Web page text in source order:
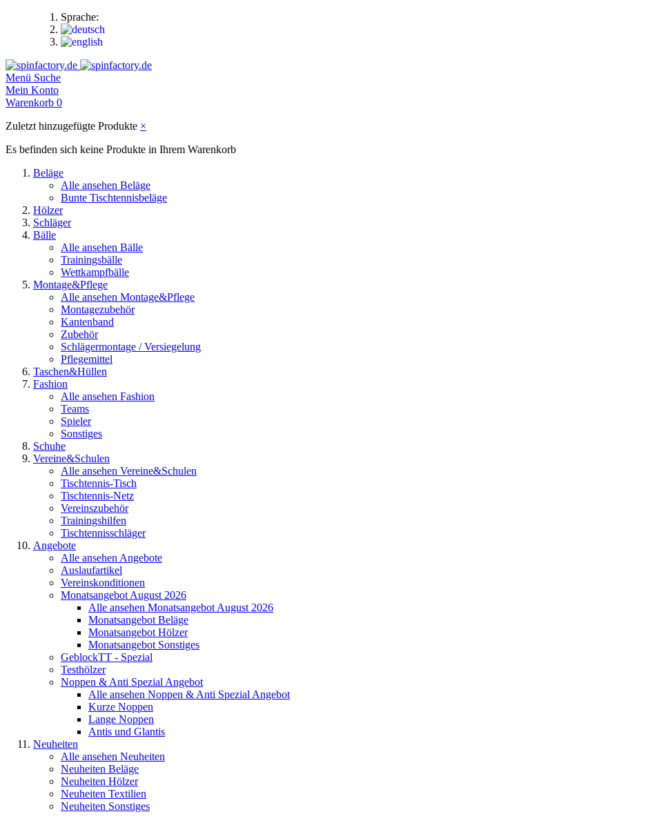
Sprache:
Menü Suche
Mein Konto
Warenkorb 0
Zuletzt hinzugefügte Produkte ×
Es befinden sich keine Produkte in Ihrem Warenkorb
Beläge
Alle ansehen Beläge
Bunte Tischtennisbeläge
Hölzer
Schläger
Bälle
Alle ansehen Bälle
Trainingsbälle
Wettkampfbälle
Montage&Pflege
Alle ansehen Montage&Pflege
Montagezubehör
Kantenband
Zubehör
Schlägermontage / Versiegelung
Pflegemittel
Taschen&Hüllen
Fashion
Alle ansehen Fashion
Teams
Spieler
Sonstiges
Schuhe
Vereine&Schulen
Alle ansehen Vereine&Schulen
Tischtennis-Tisch
Tischtennis-Netz
Vereinszubehör
Trainingshilfen
Tischtennisschläger
Angebote
Alle ansehen Angebote
Auslaufartikel
Vereinskonditionen
Monatsangebot August 2026
Alle ansehen Monatsangebot August 2026
Monatsangebot Beläge
Monatsangebot Hölzer
Monatsangebot Sonstiges
GeblockTT - Spezial
Testhölzer
Noppen & Anti Spezial Angebot
Alle ansehen Noppen & Anti Spezial Angebot
Kurze Noppen
Lange Noppen
Antis und Glantis
Neuheiten
Alle ansehen Neuheiten
Neuheiten Beläge
Neuheiten Hölzer
Neuheiten Textilien
Neuheiten Sonstiges